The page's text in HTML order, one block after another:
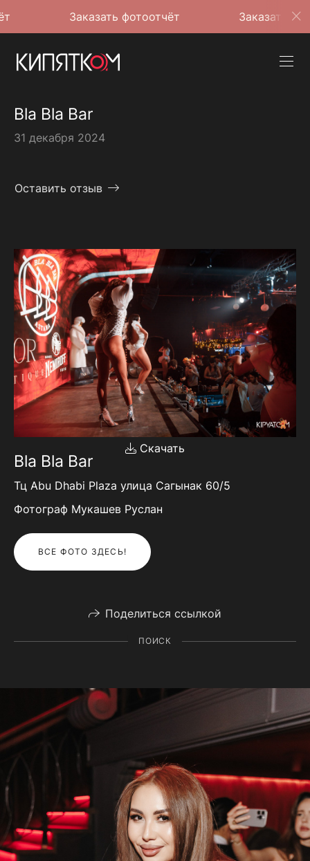
Заказать фотоотчёт Заказать фотоотчёт
Bla Bla Bar
31 декабря 2024
Оставить отзыв
Скачать
Bla Bla Bar
Тц Abu Dhabi Plaza улица Сагынак 60/5
Фотограф Мукашев Руслан
ВСЕ ФОТО ЗДЕСЬ!
Поделиться ссылкой
ПОИСК